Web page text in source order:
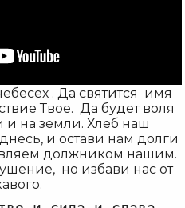
. Да святится имя
Твое. Да будет воля
и на земли. Хлеб наш
и остави нам долги
должником нашим.
но избави нас от